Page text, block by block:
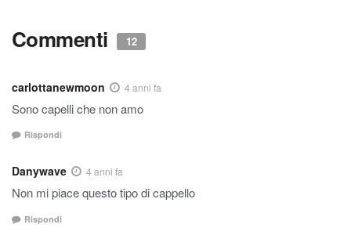
Commenti 12
carlottanewmoon 4 anni fa
Sono capelli che non amo
Rispondi
Danywave 4 anni fa
Non mi piace questo tipo di cappello
Rispondi